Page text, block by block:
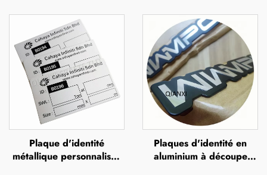
avec impression UV,
sérigraphie ou impression
offset, plaque métallique
en relief portant le nom
de la marque
avec impression UV,
sérigraphie ou impression
offset, plaque métallique
en relief portant le nom
de la marque
Plaque d'identité
métallique personnalisée
Plaques d'identité en
aluminium à découpe